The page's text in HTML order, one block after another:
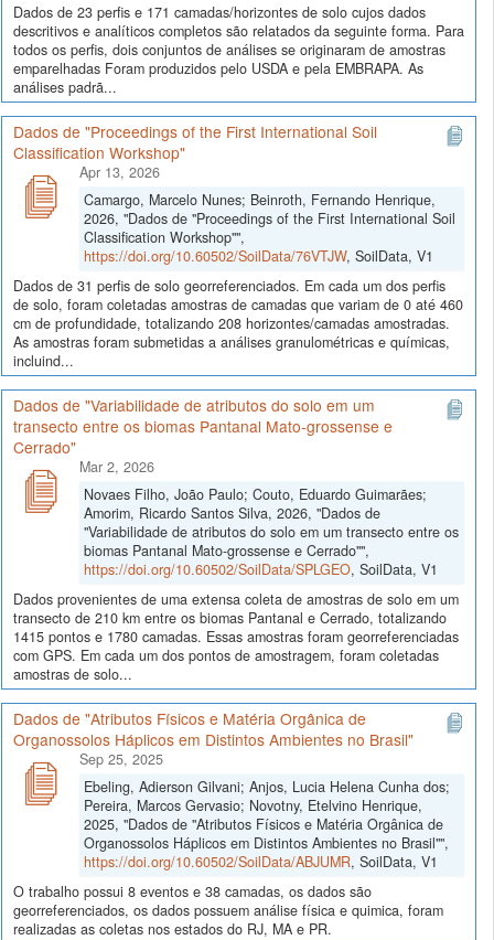
Dados de 23 perfis e 171 camadas/horizontes de solo cujos dados
descritivos e analíticos completos são relatados da seguinte forma. Para
todos os perfis, dois conjuntos de análises se originaram de amostras
emparelhadas Foram produzidos pelo USDA e pela EMBRAPA. As
análises padrã...
Dados de "Proceedings of the First International Soil
Classification Workshop"
Apr 13, 2026
Camargo, Marcelo Nunes; Beinroth, Fernando Henrique,
2026, "Dados de "Proceedings of the First International Soil
Classification Workshop"",
https://doi.org/10.60502/SoilData/76VTJW, SoilData, V1
Dados de 31 perfis de solo georreferenciados. Em cada um dos perfis
de solo, foram coletadas amostras de camadas que variam de 0 até 460
cm de profundidade, totalizando 208 horizontes/camadas amostradas.
As amostras foram submetidas a análises granulométricas e químicas,
incluind...
Dados de "Variabilidade de atributos do solo em um
transecto entre os biomas Pantanal Mato-grossense e
Cerrado"
Mar 2, 2026
Novaes Filho, João Paulo; Couto, Eduardo Guimarães;
Amorim, Ricardo Santos Silva, 2026, "Dados de
"Variabilidade de atributos do solo em um transecto entre os
biomas Pantanal Mato-grossense e Cerrado"",
https://doi.org/10.60502/SoilData/SPLGEO, SoilData, V1
Dados provenientes de uma extensa coleta de amostras de solo em um
transecto de 210 km entre os biomas Pantanal e Cerrado, totalizando
1415 pontos e 1780 camadas. Essas amostras foram georreferenciadas
com GPS. Em cada um dos pontos de amostragem, foram coletadas
amostras de solo...
Dados de "Atributos Físicos e Matéria Orgânica de
Organossolos Háplicos em Distintos Ambientes no Brasil"
Sep 25, 2025
Ebeling, Adierson Gilvani; Anjos, Lucia Helena Cunha dos;
Pereira, Marcos Gervasio; Novotny, Etelvino Henrique,
2025, "Dados de "Atributos Físicos e Matéria Orgânica de
Organossolos Háplicos em Distintos Ambientes no Brasil"",
https://doi.org/10.60502/SoilData/ABJUMR, SoilData, V1
O trabalho possui 8 eventos e 38 camadas, os dados são
georreferenciados, os dados possuem análise física e quimica, foram
realizadas as coletas nos estados do RJ, MA e PR.